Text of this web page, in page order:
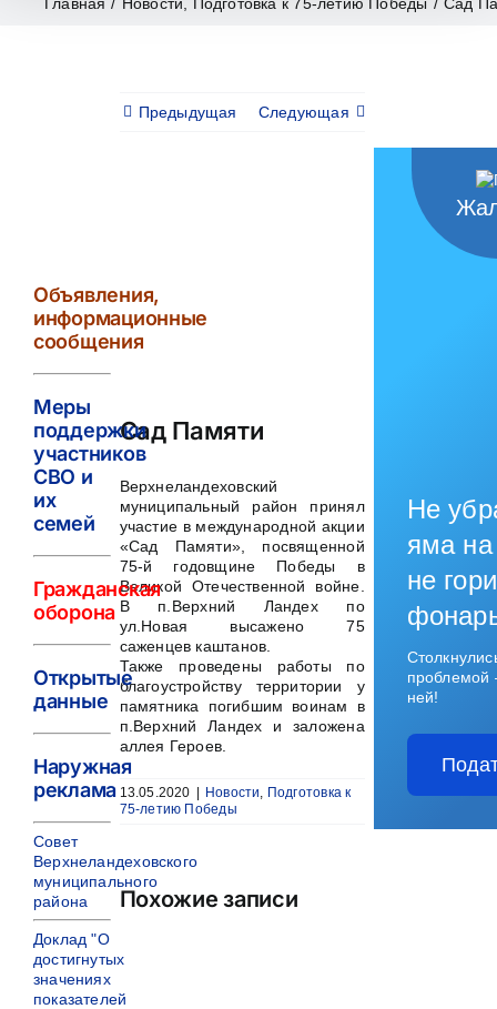
Предыдущая Следующая
Сад Памяти
Верхнеландеховский
муниципальный район принял
участие в международной акции
«Сад Памяти», посвященной
75-й годовщине Победы в
Великой Отечественной войне.
В п.Верхний Ландех по
ул.Новая высажено 75
саженцев каштанов.
Также проведены работы по
благоустройству территории у
памятника погибшим воинам в
п.Верхний Ландех и заложена
аллея Героев.
13.05.2020 | Новости, Подготовка к
75-летию Победы
Похожие записи
Объявления,
информационные
сообщения
Меры
поддержки
участников
СВО и
их
семей
Гражданская
оборона
Открытые
данные
Наружная
реклама
Совет
Верхнеландеховского
муниципального
района
Доклад "О
достигнутых
значениях
показателей
Не
яма на
не
ней!